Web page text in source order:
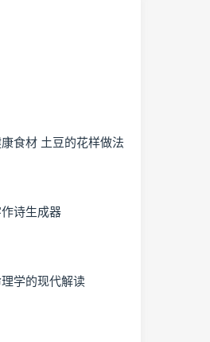
食材 土豆的花样做法
诗生成器
学的现代解读